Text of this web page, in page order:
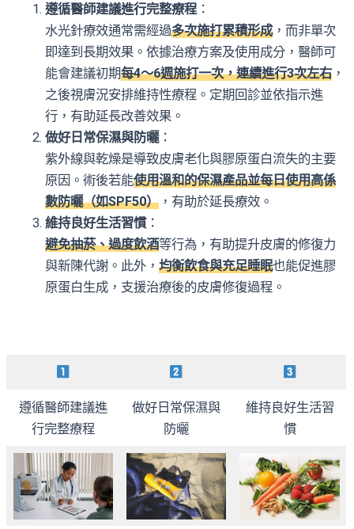
遵循醫師建議進行完整療程 ：
水光針療效通常需經過多次施打累積形成，而非單次
即達到長期效果。依據治療方案及使用成分，醫師可
能會建議初期每4～6週施打一次，連續進行3次左右 ，
之後視膚況安排維持性療程。定期回診並依指示進
行，有助延長改善效果。
做好日常保濕與防曬：
紫外線與乾燥是導致皮膚老化與膠原蛋白流失的主要
原因。術後若能使用溫和的保濕產品並每日使用高係
數防曬（如SPF50） ，有助於延長療效。
維持良好生活習慣：
避免抽菸、過度飲酒等行為，有助提升皮膚的修復力
與新陳代謝。此外，均衡飲食與充足睡眠也能促進膠
原蛋白生成，支援治療後的皮膚修復過程。
遵循醫師建議進
行完整療程
做好日常保濕與
防曬
維持良好生活習
慣